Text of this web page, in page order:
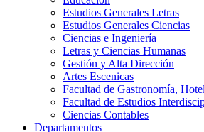
Estudios Generales Letras
Estudios Generales Ciencias
Ciencias e Ingeniería
Letras y Ciencias Humanas
Gestión y Alta Dirección
Artes Escenicas
Facultad de Gastronomía,
Facultad de Estudios
Ciencias Contables
Departamentos